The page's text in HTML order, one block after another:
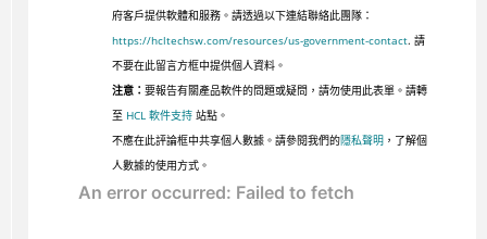
府客戶提供軟體和服務。請透過以下連結聯絡此團隊：
https://hcltechsw.com/resources/us-government-contact. 請
不要在此留言方框中提供個人資料。
注意： 要報告有關產品軟件的問題或疑問，請勿使用此表單。請轉
至 HCL 軟件支持站點。
不應在此評論框中共享個人數據。請參閱我們的隱私聲明 ，了解個
人數據的使用方式。